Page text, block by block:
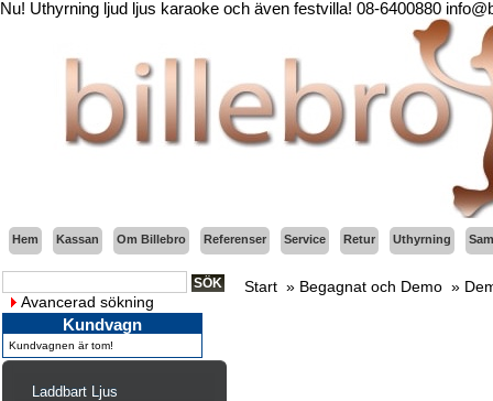
Nu! Uthyrning ljud ljus karaoke och även festvilla! 08-6400880
Hem Kassan Om Billebro Referenser Service Retur Uthyrning
Avancerad sökning
Kundvagn
Kundvagnen är tom!
Laddbart Ljus
Start » Begagnat och Demo »